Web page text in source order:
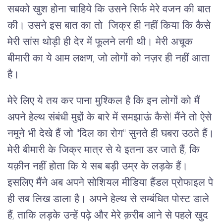
सबको खुश होना चाहिये कि उसने सिर्फ मेरे वजन की बात
की। उसने इस बात का तो जिक्र ही नहीं किया कि कैसे
मेरी सांस थोड़ी ही देर में फूलने लगी थी। मेरी अचूक
बीमारी का ये आम लक्षण, जो लोगों को नज़र ही नहीं आता
है।
मेरे लिए ये तय कर पाना मुश्किल है कि इन लोगों को मैं
अपने हेल्थ संबंधी मुद्दों के बारे में समझाऊं कैसे! मैंने तो ऐसे
नमूने भी देखे हैं जो "दिल का रोग" सुनते ही घबरा उठते हैं।
मेरी बीमारी के जिक्र मात्र से ये इतना डर जाते हैं, कि
यक़ीन नहीं होता कि ये सब बड़ी उम्र के लड़के हैं।
इसलिए मैंने अब अपने सोशियल मीडिया हैंडल प्रोफाइल पे
ही सब लिख डाला है। अपने हेल्थ से सम्बंधित पोस्ट डाले
हैं, ताकि लड़के उन्हें पढ़े और मेरे क़रीब आने से पहले खुद